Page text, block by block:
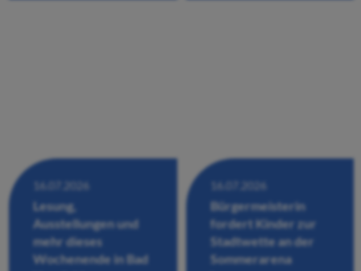
16.07.2026
Lesung,
Ausstellungen und
mehr dieses
Wochenende in Bad
16.07.2026
Bürgermeisterin
fordert Kinder zur
Stadtwette an der
Sommerarena